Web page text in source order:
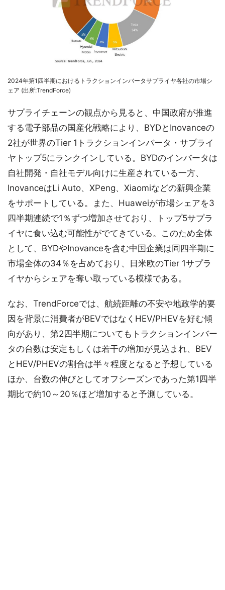
2024年第1四半期におけるトラクションインバータサプライヤ各社の市場シ
ェア (出所:TrendForce)
サプライチェーンの観点から見ると、中国政府が推進
する電子部品の国産化戦略により、BYDとInovanceの
2社が世界のTier 1トラクションインバータ・サプライ
ヤトップ5にランクインしている。BYDのインバータは
自社開発・自社モデル向けに生産されている一方、
InovanceはLi Auto、XPeng、Xiaomiなどの新興企業
をサポートしている。また、Huaweiが市場シェアを3
四半期連続で1％ずつ増加させており、トップ5サプラ
イヤに食い込む可能性がでてきている。このため全体
として、BYDやInovanceを含む中国企業は同四半期に
市場全体の34％を占めており、日米欧のTier 1サプラ
イヤからシェアを奪い取っている模様である。
なお、TrendForceでは、航続距離の不安や地政学的要
因を背景に消費者がBEVではなくHEV/PHEVを好む傾
向があり、第2四半期についてもトラクションインバー
タの台数は安定もしくは若干の増加が見込まれ、BEV
とHEV/PHEVの割合は半々程度となると予想している
ほか、台数の伸びとしてオフシーズンであった第1四半
期比で約10～20％ほど増加すると予測している。